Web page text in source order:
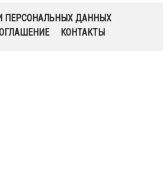
ПЕРСОНАЛЬНЫХ ДАННЫХ
КОНТАКТЫ